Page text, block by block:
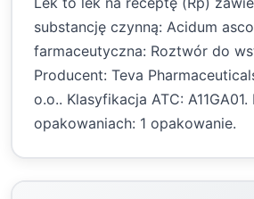
substancję czynną: Acidum
farmaceutyczna: Roztwór do
Producent: Teva
o.o.. Klasyfikacja ATC:
opakowaniach: 1 opakowanie.